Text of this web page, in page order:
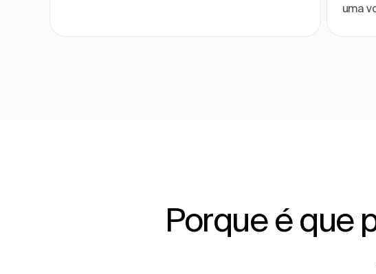
uma
Porque é que